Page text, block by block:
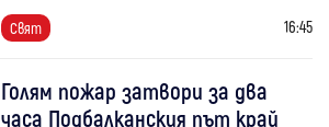
Свят 16:45
Голям пожар затвори за два
часа Подбалканския път край